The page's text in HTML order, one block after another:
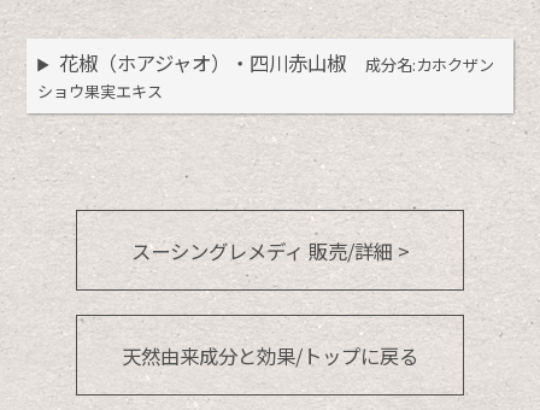
花椒（ホアジャオ）・四川赤山椒
成分名:カホクザン
ショウ果実エキス
スーシングレメディ 販売/詳細 >
天然由来成分と効果/トップに戻る